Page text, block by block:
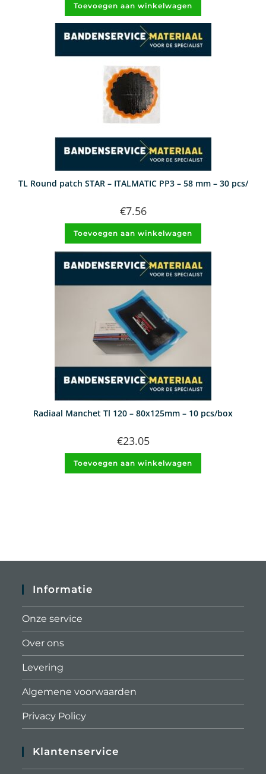
Toevoegen aan winkelwagen
TL Round patch STAR – ITALMATIC PP3 – 58 mm – 30 pcs/
€7.56
Toevoegen aan winkelwagen
Radiaal Manchet Tl 120 – 80x125mm – 10 pcs/box
€23.05
Toevoegen aan winkelwagen
Informatie
Onze service
Over ons
Levering
Algemene voorwaarden
Privacy Policy
Klantenservice